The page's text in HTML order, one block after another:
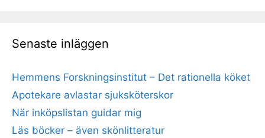
Senaste inläggen
Hemmens Forskningsinstitut – Det rationella köket
Apotekare avlastar sjuksköterskor
När inköpslistan guidar mig
Läs böcker – även skönlitteratur